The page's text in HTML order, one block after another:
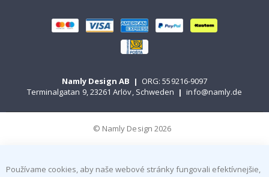
Namly Design AB | ORG: 559216-9097
Terminalgatan 9, 23261 Arlöv, Schweden | info@namly.de
© Namly Design 2026
Používame cookies, aby naše webové stránky fungovali efektívnejšie,